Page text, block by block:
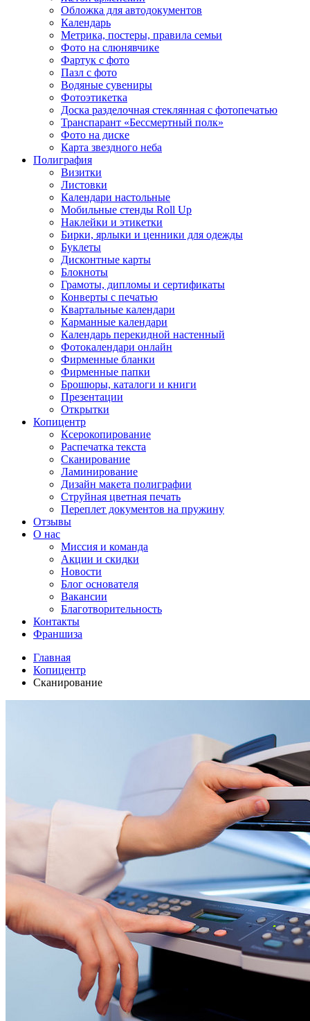
Обложка для автодокументов
Календарь
Метрика, постеры, правила семьи
Фото на слюнявчике
Фартук с фото
Пазл с фото
Водяные сувениры
Фотоэтикетка
Доска разделочная стеклянная с фотопечатью
Транспарант «Бессмертный полк»
Фото на диске
Карта звездного неба
Полиграфия
Визитки
Листовки
Календари настольные
Мобильные стенды Roll Up
Наклейки и этикетки
Бирки, ярлыки и ценники для одежды
Буклеты
Дисконтные карты
Блокноты
Грамоты, дипломы и сертификаты
Конверты с печатью
Квартальные календари
Карманные календари
Календарь перекидной настенный
Фотокалендари онлайн
Фирменные бланки
Фирменные папки
Брошюры, каталоги и книги
Презентации
Открытки
Копицентр
Ксерокопирование
Распечатка текста
Сканирование
Ламинирование
Дизайн макета полиграфии
Струйная цветная печать
Переплет документов на пружину
Отзывы
О нас
Миссия и команда
Акции и скидки
Новости
Блог основателя
Вакансии
Благотворительность
Контакты
Франшиза
Главная
Копицентр
Сканирование